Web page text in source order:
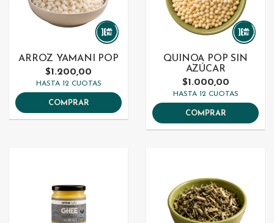
ARROZ YAMANI POP
$1.200,00
HASTA 12 CUOTAS
COMPRAR
QUINOA POP SIN
AZÚCAR
$1.000,00
HASTA 12 CUOTAS
COMPRAR